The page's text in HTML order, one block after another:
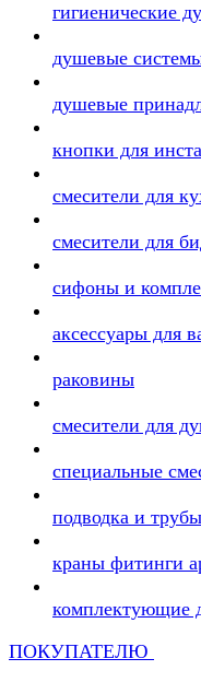
гигиенические
душевые
душевые
кнопки для
смесители для
смесители для
сифоны и
аксессуары для
раковины
смесители для
специальные
подводка и трубы
краны фитинги
комплектующие
ПОКУПАТЕЛЮ